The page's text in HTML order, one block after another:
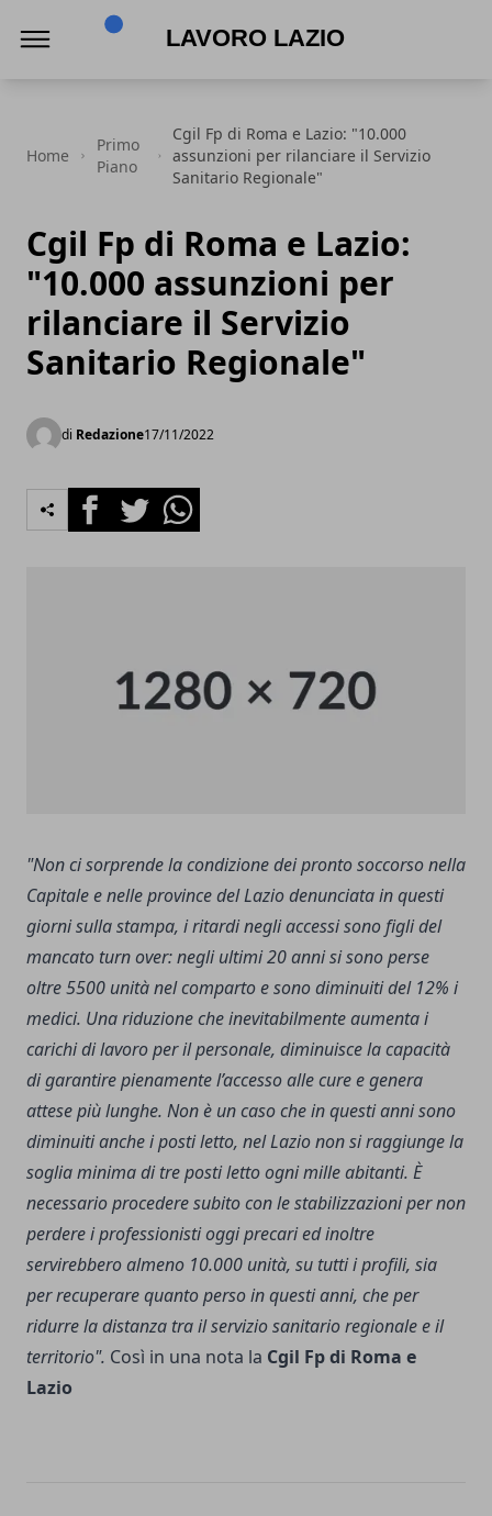
Home
Primo
Piano
Cgil Fp di Roma e Lazio: "10.000
assunzioni per rilanciare il Servizio
Sanitario Regionale"
Cgil Fp di Roma e Lazio:
"10.000 assunzioni per
rilanciare il Servizio
Sanitario Regionale"
di Redazione17/11/2022
FacebookTwitterWhatsapp
"Non ci sorprende la condizione dei pronto soccorso nella
Capitale e nelle province del Lazio denunciata in questi
giorni sulla stampa, i ritardi negli accessi sono figli del
mancato turn over:negli ultimi 20 anni si sono perse
oltre 5500 unità nel comparto e sono diminuiti del 12% i
medici. Una riduzione che inevitabilmente aumenta i
carichi di lavoro per il personale, diminuisce la capacità
di garantire pienamente l’accesso alle cure e genera
attese più lunghe. Non è un caso che in questi anni sono
diminuiti anche i posti letto, nel Lazio non si raggiunge la
soglia minima di tre posti letto ogni mille abitanti. È
necessario procedere subito con le stabilizzazioni per non
perdere i professionisti oggi precari ed inoltre
servirebbero almeno 10.000 unità, su tutti i profili, sia
per recuperare quanto perso in questi anni, che per
ridurre la distanza tra il servizio sanitario regionale e il
territorio". Così in una nota la Cgil Fp di Roma e
Lazio